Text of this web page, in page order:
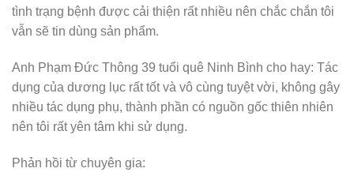
tình trạng bệnh được cải thiện rất nhiều nên chắc chắn tôi
vẫn sẽ tin dùng sản phẩm.
Anh Phạm Đức Thông 39 tuổi quê Ninh Bình cho hay: Tác
dụng của dương lục rất tốt và vô cùng tuyệt vời, không gây
nhiều tác dụng phụ, thành phần có nguồn gốc thiên nhiên
nên tôi rất yên tâm khi sử dụng.
Phản hồi từ chuyên gia: